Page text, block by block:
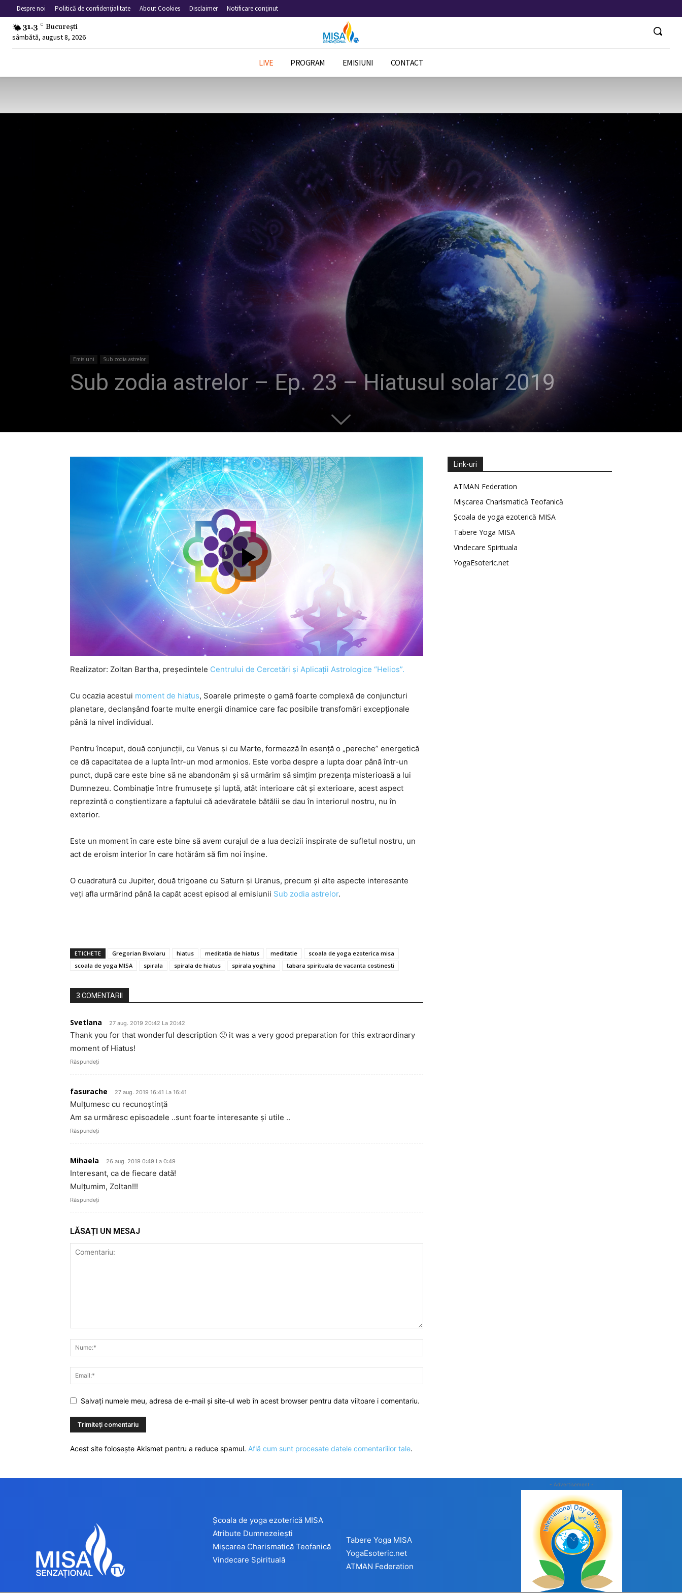
Despre noi Politică de confidențialitate About Cookies Disclaimer Notificare conținut
31.3 C București
sâmbătă, august 8, 2026
LIVE PROGRAM EMISIUNI CONTACT
Emisiuni Sub zodia astrelor
Sub zodia astrelor – Ep. 23 – Hiatusul solar 2019
Realizator: Zoltan Bartha, preşedintele Centrului de Cercetări şi Aplicaţii Astrologice “Helios”.
Cu ocazia acestui moment de hiatus, Soarele primește o gamă foarte complexă de conjuncturi
planetare, declanșând foarte multe energii dinamice care fac posibile transfomări excepționale
până la nivel individual.
Pentru început, două conjuncții, cu Venus și cu Marte, formează în esență o „pereche” energetică
ce dă capacitatea de a lupta într-un mod armonios. Este vorba despre a lupta doar până într-un
punct, după care este bine să ne abandonăm și să urmărim să simțim prezența misterioasă a lui
Dumnezeu. Combinație între frumusețe și luptă, atât interioare cât și exterioare, acest aspect
reprezintă o conștientizare a faptului că adevăratele bătălii se dau în interiorul nostru, nu în
exterior.
Este un moment în care este bine să avem curajul de a lua decizii inspirate de sufletul nostru, un
act de eroism interior în care hotărâm să fim noi înșine.
O cuadratură cu Jupiter, două trigoane cu Saturn și Uranus, precum și alte aspecte interesante
veți afla urmărind până la capăt acest episod al emisiunii Sub zodia astrelor.
ETICHETE Gregorian Bivolaru hiatus meditatia de hiatus meditatie
scoala de yoga ezoterica misa
scoala de yoga MISA
spirala spirala de hiatus spirala yoghina tabara spirituala de vacanta costinesti
3 COMENTARII
Svetlana 27 aug. 2019 20:42 La 20:42
Thank you for that wonderful description 🙂 it was a very good preparation for this extraordinary
moment of Hiatus!
Răspundeți
fasurache 27 aug. 2019 16:41 La 16:41
Mulțumesc cu recunoștință
Am sa urmăresc episoadele ..sunt foarte interesante și utile ..
Răspundeți
Mihaela 26 aug. 2019 0:49 La 0:49
Interesant, ca de fiecare dată!
Mulţumim, Zoltan!!!
Răspundeți
LĂSAȚI UN MESAJ
Salvați numele meu, adresa de e-mail și site-ul web în acest browser pentru data viitoare i comentariu.
Acest site folosește Akismet pentru a reduce spamul. Află cum sunt procesate datele comentariilor tale.
Link-uri
ATMAN Federation
Mișcarea Charismatică Teofanică
Școala de yoga ezoterică MISA
Tabere Yoga MISA
Vindecare Spirituala
YogaEsoteric.net
Școala de yoga ezoterică MISA
Atribute Dumnezeiești
Mișcarea Charismatică Teofanică
Vindecare Spirituală
Tabere Yoga MISA
YogaEsoteric.net
ATMAN Federation
- Advertisement -